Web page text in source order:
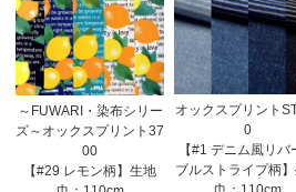
～FUWARI・染布シリー
ズ～オックスプリント37
00
【#29 レモン柄】生地
オックスプリント
0
【#1 デニム風リバ
ブルストライプ柄